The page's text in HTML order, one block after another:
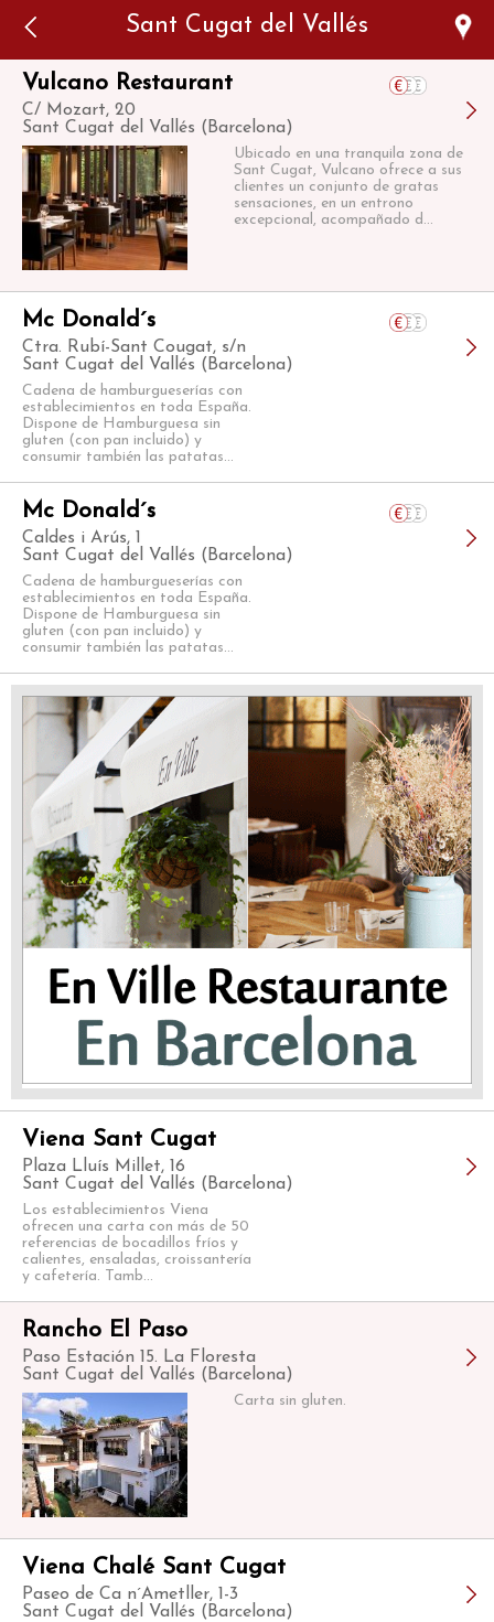
Sant Cugat del Vallés
Vulcano Restaurant
C/ Mozart, 20
Sant Cugat del Vallés (Barcelona)
Ubicado en una tranquila zona de
Sant Cugat, Vulcano ofrece a sus
clientes un conjunto de gratas
sensaciones, en un entrono
excepcional, acompañado d...
Mc Donald´s
Ctra. Rubí-Sant Cougat, s/n
Sant Cugat del Vallés (Barcelona)
Cadena de hamburgueserías con
establecimientos en toda España.
Dispone de Hamburguesa sin
gluten (con pan incluido) y
consumir también las patatas...
Mc Donald´s
Caldes i Arús, 1
Sant Cugat del Vallés (Barcelona)
Cadena de hamburgueserías con
establecimientos en toda España.
Dispone de Hamburguesa sin
gluten (con pan incluido) y
consumir también las patatas...
Viena Sant Cugat
Plaza Lluís Millet, 16
Sant Cugat del Vallés (Barcelona)
Los establecimientos Viena
ofrecen una carta con más de 50
referencias de bocadillos fríos y
calientes, ensaladas, croissantería
y cafetería. Tamb...
Rancho El Paso
Paso Estación 15. La Floresta
Sant Cugat del Vallés (Barcelona)
Carta sin gluten.
Viena Chalé Sant Cugat
Paseo de Ca n´Ametller, 1-3
Sant Cugat del Vallés (Barcelona)
Error: The domain WWW.VIAJARSINGLUTEN.COM is not
authorized to show the cookie declaration for domain group
ID 546ddaab-b478-4440-aa8a-3b0205284212. Please add it to
the domain group in the Cookiebot Manager to authorize
the domain.